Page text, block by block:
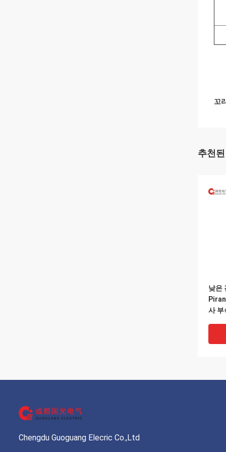
꼬
추천
낮은
사 부
Chengdu Guoguang Elecric Co.,Ltd